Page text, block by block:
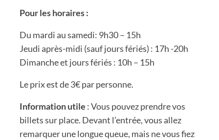
Pour les horaires :
Du mardi au samedi: 9h30 – 15h
Jeudi après-midi (sauf jours fériés) : 17h -20h
Dimanche et jours fériés : 10h – 15h
Le prix est de 3€ par personne.
Information utile : Vous pouvez prendre vos
billets sur place. Devant l’entrée, vous allez
remarquer une longue queue, mais ne vous fiez